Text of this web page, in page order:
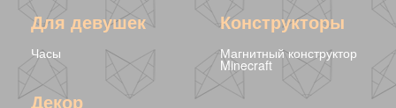
Для девушек
Часы
Конструкторы
Магнитный конструктор
Minecraft
Декор